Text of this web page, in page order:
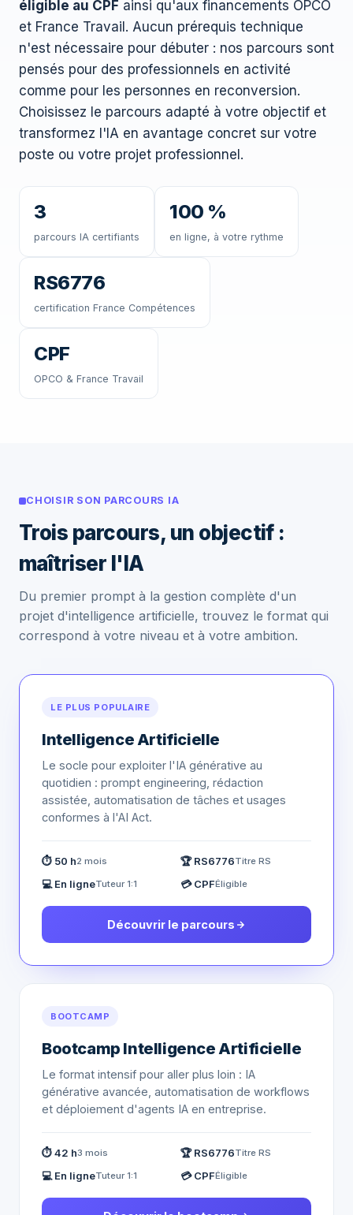
éligible au CPF ainsi qu'aux financements OPCO
et France Travail. Aucun prérequis technique
n'est nécessaire pour débuter : nos parcours sont
pensés pour des professionnels en activité
comme pour les personnes en reconversion.
Choisissez le parcours adapté à votre objectif et
transformez l'IA en avantage concret sur votre
poste ou votre projet professionnel.
3
parcours IA certifiants
100 %
en ligne, à votre rythme
RS6776
certification France Compétences
CPF
OPCO & France Travail
CHOISIR SON PARCOURS IA
Trois parcours, un objectif :
maîtriser l'IA
Du premier prompt à la gestion complète d'un
projet d'intelligence artificielle, trouvez le format qui
correspond à votre niveau et à votre ambition.
LE PLUS POPULAIRE
Intelligence Artificielle
Le socle pour exploiter l'IA générative au
quotidien : prompt engineering, rédaction
assistée, automatisation de tâches et usages
conformes à l'AI Act.
⏱ 50 h2 mois 🏆 RS6776Titre RS
💻 En ligneTuteur 1:1 💳 CPFÉligible
Découvrir le parcours
BOOTCAMP
Bootcamp Intelligence Artificielle
Le format intensif pour aller plus loin : IA
générative avancée, automatisation de workflows
et déploiement d'agents IA en entreprise.
⏱ 42 h3 mois 🏆 RS6776Titre RS
💻 En ligneTuteur 1:1 💳 CPFÉligible